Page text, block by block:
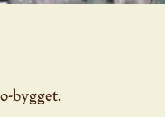
bygget.